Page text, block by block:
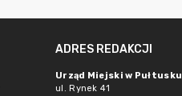
ADRES REDAKCJI
Urząd Miejski w Pułtusku
ul. Rynek 41